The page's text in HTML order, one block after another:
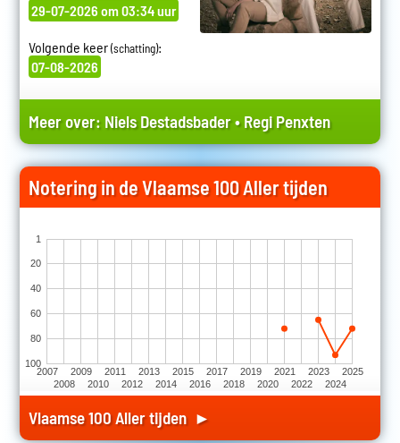
29-07-2026 om 03:34 uur
Volgende keer(schatting):
07-08-2026
Meer over: Niels Destadsbader•Regi Penxten
Notering in de Vlaamse 100 Aller tijden
2007
2008
2009
2010
2011
2012
2013
2014
2015
2016
2017
2018
2019
2020
2021
2022
2023
2024
2025
1
20
40
60
80
100
Vlaamse 100 Aller tijden ►